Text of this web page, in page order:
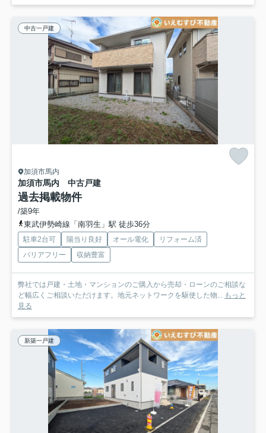
中古一戸建
加須市馬内
加須市馬内 中古戸建
過去掲載物件
/築9年
東武伊勢崎線「南羽生」駅 徒歩36分
駐車2台可 陽当り良好 オール電化
リフォーム済
バリアフリー
収納豊富
弊社では戸建・土地・マンションのご購入から売却・ローンのご相談な
ど幅広くご相談いただけます。地元ネットワークを駆使した物... もっと
見る
新築一戸建